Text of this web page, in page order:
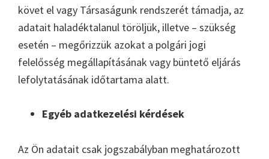
követ el vagy Társaságunk rendszerét támadja, az
adatait haladéktalanul töröljük, illetve – szükség
esetén – megőrizzük azokat a polgári jogi
felelősség megállapításának vagy büntető eljárás
lefolytatásának időtartama alatt.
Egyéb adatkezelési kérdések
Az Ön adatait csak jogszabályban meghatározott